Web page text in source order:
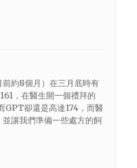
約8個月）在三月底時有
，在醫生開一個禮拜的
GPT卻還是高達174，而醫
讓我們準備一些處方的飼